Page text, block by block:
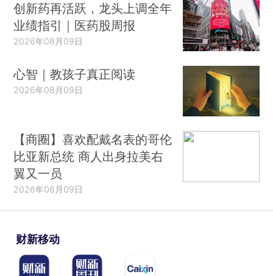
创新药再活跃，龙头上调全年
业绩指引｜医药股周报
2026年08月09日
心智｜教孩子真正阅读
2026年08月09日
【商圈】喜欢配戴名表的哥伦
比亚新总统 商人出身拉美右
翼又一员
2026年08月09日
财新移动